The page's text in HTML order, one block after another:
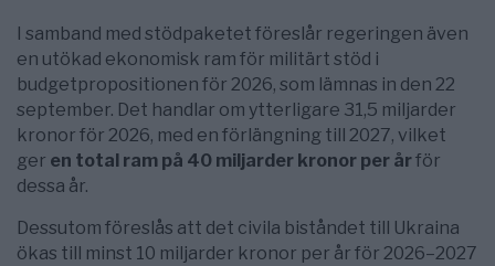
I samband med stödpaketet föreslår regeringen även
en utökad ekonomisk ram för militärt stöd i
budgetpropositionen för 2026, som lämnas in den 22
september. Det handlar om ytterligare 31,5 miljarder
kronor för 2026, med en förlängning till 2027, vilket
ger en total ram på 40 miljarder kronor per årför
dessa år.
Dessutom föreslås att det civila biståndet till Ukraina
ökas till minst 10 miljarder kronor per år för 2026–2027